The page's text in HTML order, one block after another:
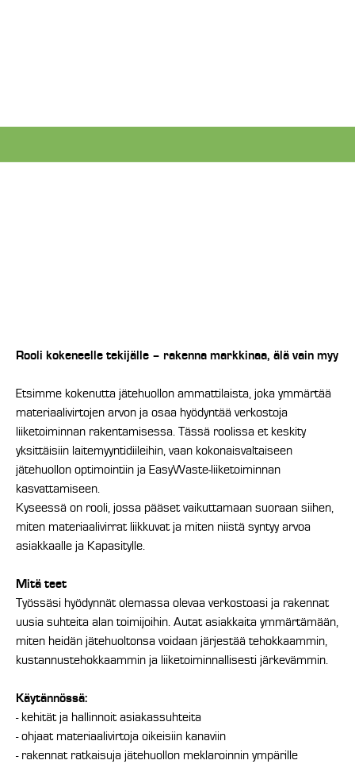
Rooli kokeneelle tekijälle – rakenna markkinaa, älä vain myy
Etsimme kokenutta jätehuollon ammattilaista, joka ymmärtää
materiaalivirtojen arvon ja osaa hyödyntää verkostoja
liiketoiminnan rakentamisessa. Tässä roolissa et keskity
yksittäisiin laitemyyntidiileihin, vaan kokonaisvaltaiseen
jätehuollon optimointiin ja EasyWaste-liiketoiminnan
kasvattamiseen.
Kyseessä on rooli, jossa pääset vaikuttamaan suoraan siihen,
miten materiaalivirrat liikkuvat ja miten niistä syntyy arvoa
asiakkaalle ja Kapasitylle.
Mitä teet
Työssäsi hyödynnät olemassa olevaa verkostoasi ja rakennat
uusia suhteita alan toimijoihin. Autat asiakkaita ymmärtämään,
miten heidän jätehuoltonsa voidaan järjestää tehokkaammin,
kustannustehokkaammin ja liiketoiminnallisesti järkevämmin.
Käytännössä:
- kehität ja hallinnoit asiakassuhteita
- ohjaat materiaalivirtoja oikeisiin kanaviin
- rakennat ratkaisuja jätehuollon meklaroinnin ympärille